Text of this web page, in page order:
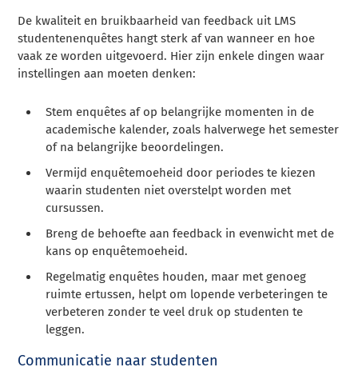
De kwaliteit en bruikbaarheid van feedback uit LMS
studentenenquêtes hangt sterk af van wanneer en hoe
vaak ze worden uitgevoerd. Hier zijn enkele dingen waar
instellingen aan moeten denken:
Stem enquêtes af op belangrijke momenten in de
academische kalender, zoals halverwege het semester
of na belangrijke beoordelingen.
Vermijd enquêtemoeheid door periodes te kiezen
waarin studenten niet overstelpt worden met
cursussen.
Breng de behoefte aan feedback in evenwicht met de
kans op enquêtemoeheid.
Regelmatig enquêtes houden, maar met genoeg
ruimte ertussen, helpt om lopende verbeteringen te
verbeteren zonder te veel druk op studenten te
leggen.
Communicatie naar studenten